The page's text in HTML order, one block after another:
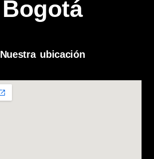
Bogotá
Nuestra ubicación